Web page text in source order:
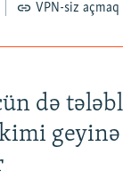
VPN-siz açmaq
də
geyinə